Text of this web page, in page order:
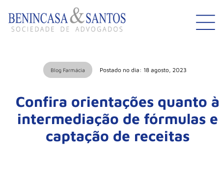
Blog Farmácia Postado no dia: 18 agosto, 2023
Confira orientações quanto à
intermediação de fórmulas e
captação de receitas